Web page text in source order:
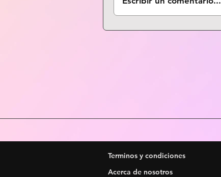
Terminos y condiciones
Acerca de nosotros